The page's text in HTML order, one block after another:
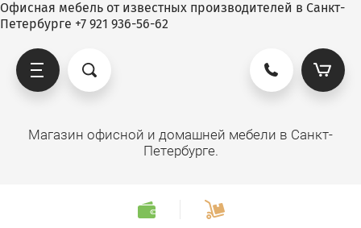
Офисная мебель от известных производителей в Санкт-
Петербурге +7 921 936-56-62
Магазин офисной и домашней мебели в Санкт-
Петербурге.